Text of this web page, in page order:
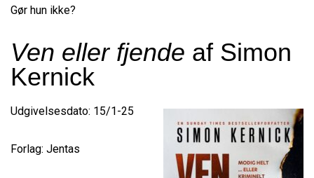
Gør hun ikke?
Ven eller fjende af Simon
Kernick
Udgivelsesdato: 15/1-25
Forlag: Jentas